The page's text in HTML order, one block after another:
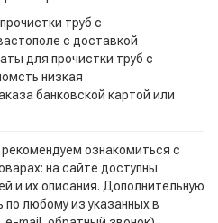
труб с
с доставкой
для прочистки труб с
низкая
банковской картой или
ознакомиться с
на сайте доступны
и их описания. Дополнительную
любому из указанных в